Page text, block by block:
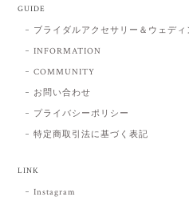
GUIDE
ブライダルアクセサリー＆ウェデ
INFORMATION
COMMUNITY
お問い合わせ
プライバシーポリシー
特定商取引法に基づく表記
LINK
Instagram